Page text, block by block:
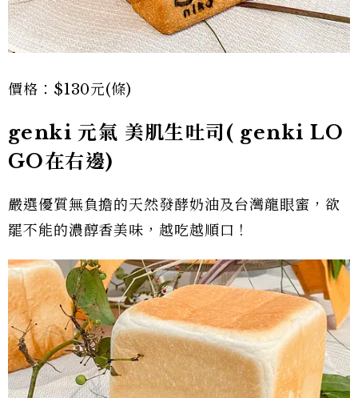
價格：$130元(條)
genki 元氣 美肌生吐司( genki LO
GO在右邊)
嚴選優質無負擔的天然發酵奶油及台灣龍眼蜜，欲
罷不能的濃醇香美味，越吃越順口！